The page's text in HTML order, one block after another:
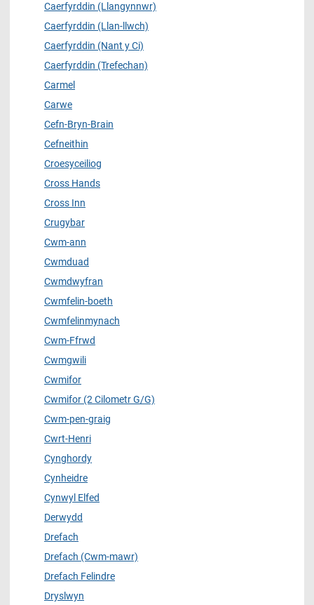
Caerfyrddin (Llangynnwr)
Caerfyrddin (Llan-llwch)
Caerfyrddin (Nant y Ci)
Caerfyrddin (Trefechan)
Carmel
Carwe
Cefn-Bryn-Brain
Cefneithin
Croesyceiliog
Cross Hands
Cross Inn
Crugybar
Cwm-ann
Cwmduad
Cwmdwyfran
Cwmfelin-boeth
Cwmfelinmynach
Cwm-Ffrwd
Cwmgwili
Cwmifor
Cwmifor (2 Cilometr G/G)
Cwm-pen-graig
Cwrt-Henri
Cynghordy
Cynheidre
Cynwyl Elfed
Derwydd
Drefach
Drefach (Cwm-mawr)
Drefach Felindre
Dryslwyn